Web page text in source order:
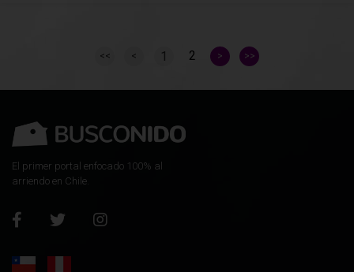
<< < 1 2 > >>
El primer portal enfocado 100% al
arriendo en Chile.